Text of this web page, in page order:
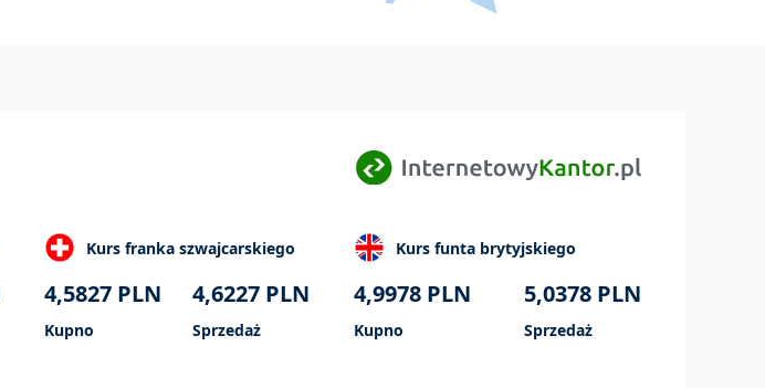
Kurs franka szwajcarskiego
4,5827 PLN
Kupno
4,6227 PLN
Sprzedaż
Kurs funta brytyjskiego
4,9978 PLN
Kupno
5,0378 PLN
Sprzedaż